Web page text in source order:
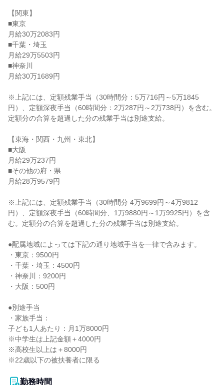
【関東】
■東京
月給30万2083円
■千葉・埼玉
月給29万5503円
■神奈川
月給30万1689円
※上記には、定額残業手当（30時間分：5万716円～5万1845
円）、定額深夜手当（60時間分：2万287円～2万738円）を含む。
定額分の合算を超過した分の残業手当は別途支給。
【東海・関西・九州・東北】
■大阪
月給29万237円
■その他の府・県
月給28万9579円
※上記には、定額残業手当（30時間分 4万9699円～4万9812
円）、定額深夜手当（60時間分、1万9880円～1万9925円）を含
む。定額分の合算を超過した分の残業手当は別途支給。
●配属地域によっては下記の通り地域手当を一律で含みます。
・東京：9500円
・千葉・埼玉：4500円
・神奈川：9200円
・大阪：500円
●別途手当
・家族手当：
子ども1人あたり：月1万8000円
※中学生は上記金額＋4000円
※高校生以上は＋8000円
※22歳以下の被扶養者に限る
勤務時間